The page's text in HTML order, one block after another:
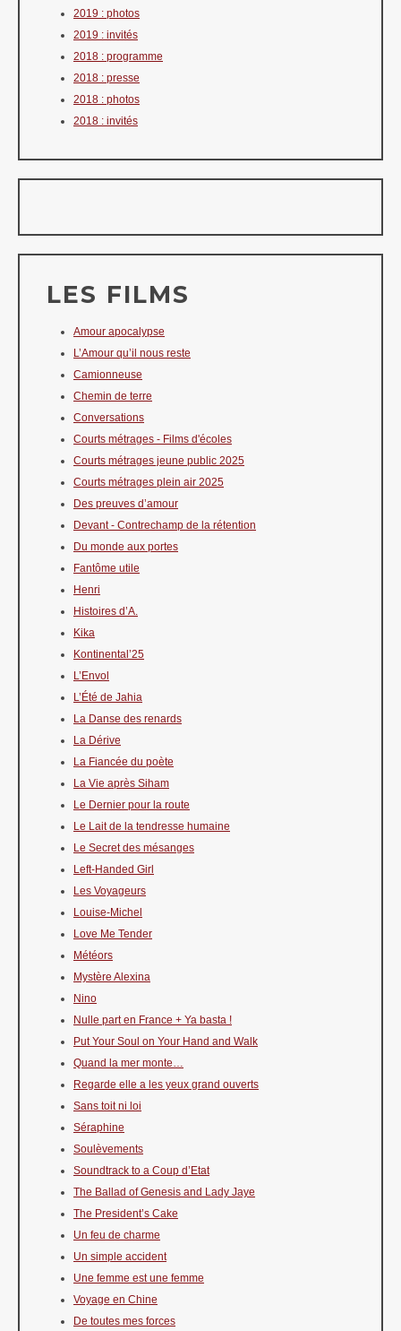
2019 : photos
2019 : invités
2018 : programme
2018 : presse
2018 : photos
2018 : invités
LES FILMS
Amour apocalypse
L’Amour qu’il nous reste
Camionneuse
Chemin de terre
Conversations
Courts métrages - Films d'écoles
Courts métrages jeune public 2025
Courts métrages plein air 2025
Des preuves d’amour
Devant - Contrechamp de la rétention
Du monde aux portes
Fantôme utile
Henri
Histoires d’A.
Kika
Kontinental’25
L’Envol
L’Été de Jahia
La Danse des renards
La Dérive
La Fiancée du poète
La Vie après Siham
Le Dernier pour la route
Le Lait de la tendresse humaine
Le Secret des mésanges
Left-Handed Girl
Les Voyageurs
Louise-Michel
Love Me Tender
Météors
Mystère Alexina
Nino
Nulle part en France + Ya basta !
Put Your Soul on Your Hand and Walk
Quand la mer monte…
Regarde elle a les yeux grand ouverts
Sans toit ni loi
Séraphine
Soulèvements
Soundtrack to a Coup d’Etat
The Ballad of Genesis and Lady Jaye
The President’s Cake
Un feu de charme
Un simple accident
Une femme est une femme
Voyage en Chine
De toutes mes forces